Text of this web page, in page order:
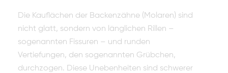
Die Kauflächen der Backenzähne (Molaren) sind
nicht glatt, sondern von länglichen Rillen –
sogenannten Fissuren – und runden
Vertiefungen, den sogenannten Grübchen,
durchzogen. Diese Unebenheiten sind schwerer